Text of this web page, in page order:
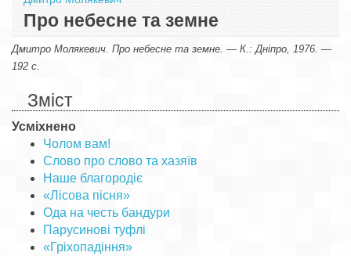
Про небесне та земне
Дмитро Молякевич. Про небесне та земне. — К.: Дніпро, 1976. —
192 с.
Зміст
Усміхнено
Чолом вам!
Слово про слово та хазяїв
Наше благородіє
«Лісова пісня»
Ода на честь бандури
Парусинові туфлі
«Гріхопадіння»